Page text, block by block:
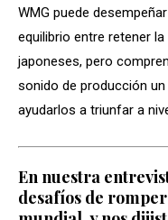
WMG puede
equilibrio entre retener
japoneses, pero
sonido de producción
ayudarlos a triunfar a
En nuestra
desafíos de